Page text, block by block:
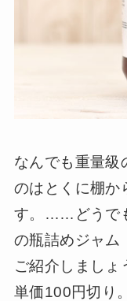
なんでも重量級
のはとくに棚か
す。……どうで
の瓶詰めジャム
ご紹介しまし
単価100円切り